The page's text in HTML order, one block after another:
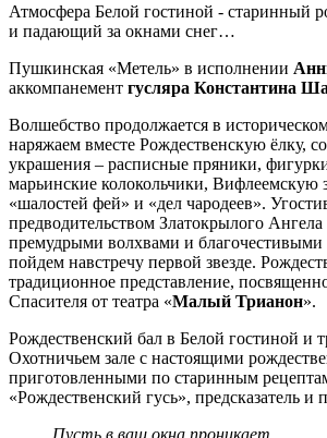
Атмосфера Белой гостиной - старинный
и падающий за окнами снег…
Пушкинская «Метель» в исполнении
аккомпанемент гусляра Константина
Волшебство продолжается в
наряжаем вместе Рождественскую ёлку,
украшения – расписные пряники,
марьинские колокольчики, Вифлеемскую
«шалостей фей» и «дел чародеев».
предводительством Златокрылого Ангела
премудрыми волхвами и
пойдем навстречу первой звезде.
традиционное представление,
Спасителя от театра «Малый Трианон».
Рождественский бал в Белой гостиной и
Охотничьем зале с настоящими
приготовленными по старинным
«Рождественский гусь», предсказатель и